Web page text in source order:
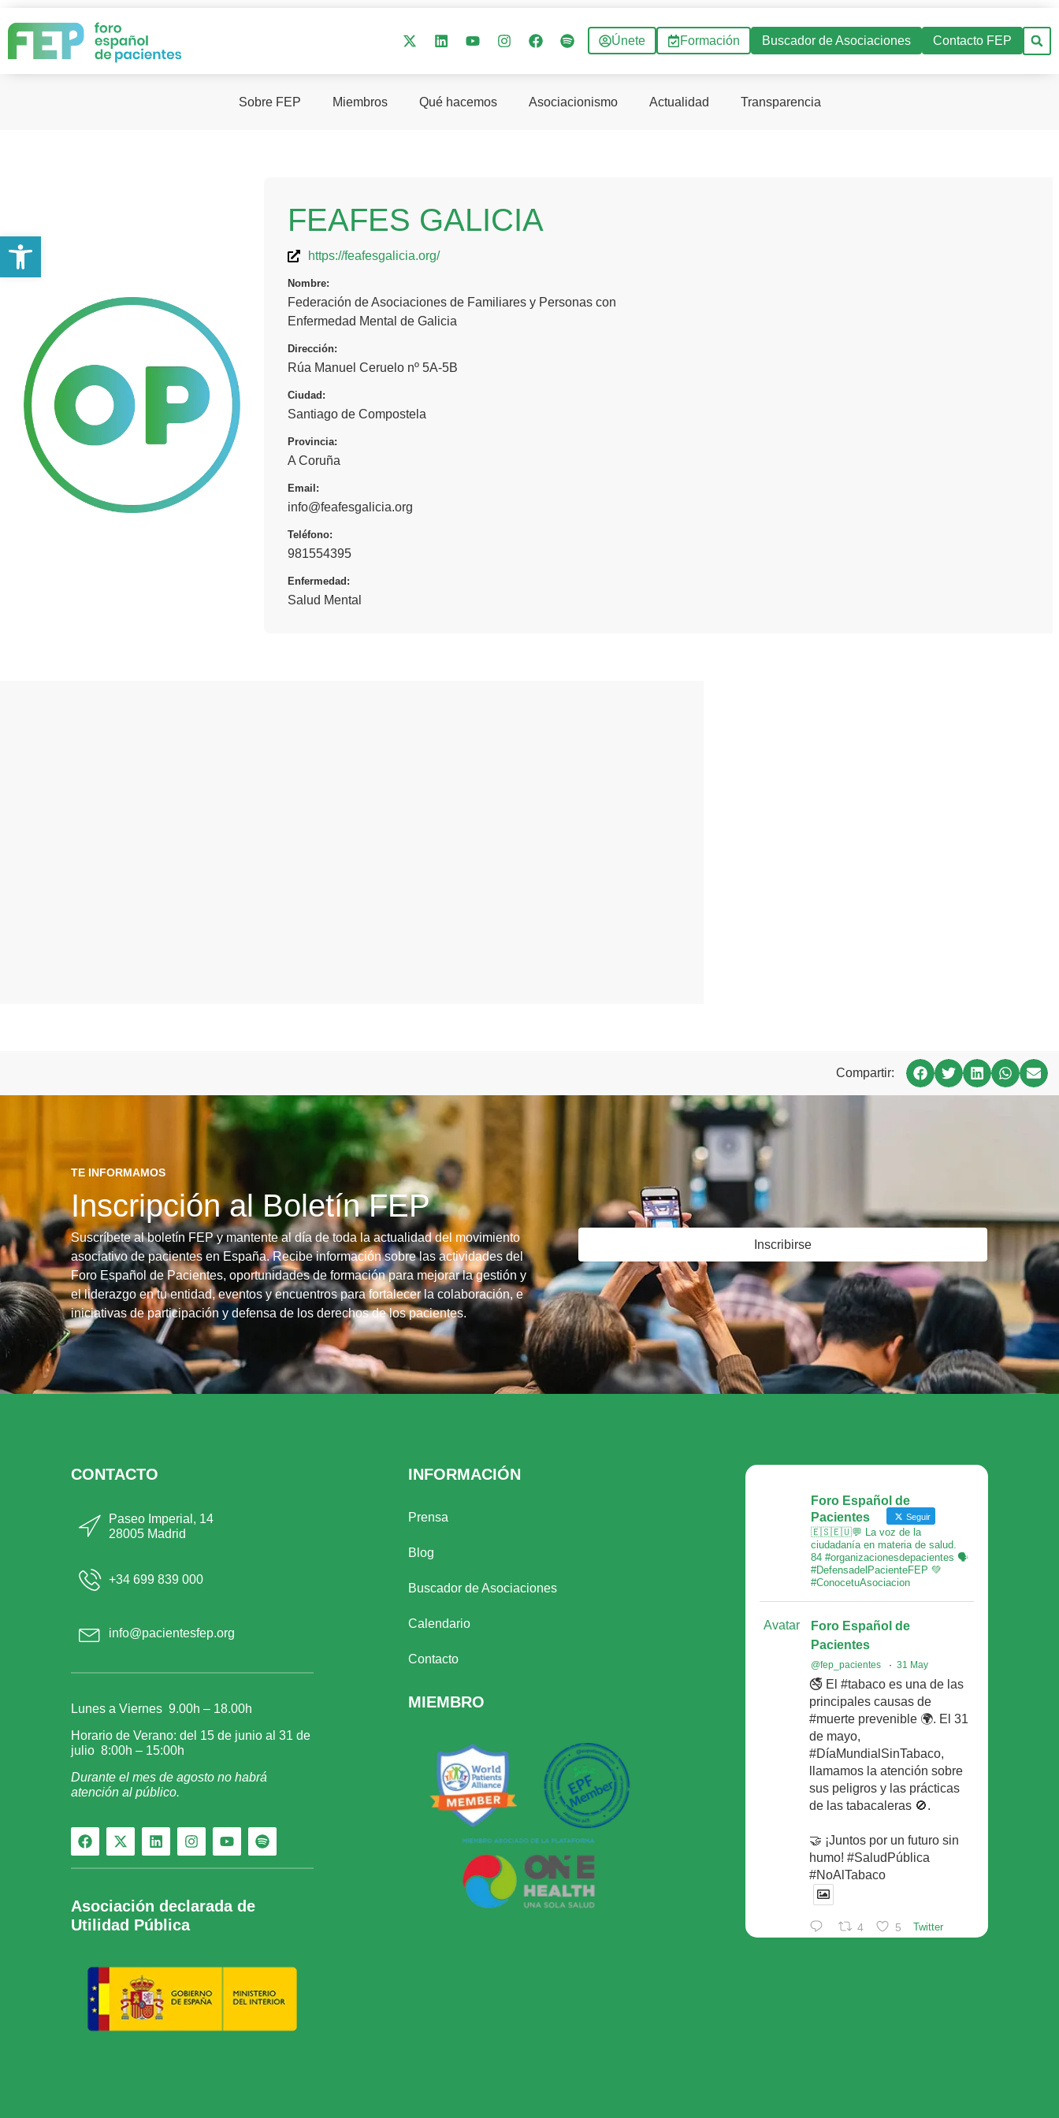
Únete Formación Buscador de Asociaciones Contacto FEP
Sobre FEP Miembros Qué hacemos Asociacionismo Actualidad Transparencia
FEAFES GALICIA
https://feafesgalicia.org/
Nombre:
Federación de Asociaciones de Familiares y Personas con
Enfermedad Mental de Galicia
Dirección:
Rúa Manuel Ceruelo nº 5A-5B
Ciudad:
Santiago de Compostela
Provincia:
A Coruña
Email:
info@feafesgalicia.org
Teléfono:
981554395
Enfermedad:
Salud Mental
Compartir:
TE INFORMAMOS
Inscripción al Boletín FEP
Suscríbete al boletín FEP y mantente al día de toda la actualidad del movimiento
asociativo de pacientes en España. Recibe información sobre las actividades del
Foro Español de Pacientes, oportunidades de formación para mejorar la gestión y
el liderazgo en tu entidad, eventos y encuentros para fortalecer la colaboración, e
iniciativas de participación y defensa de los derechos de los pacientes.
Inscribirse
CONTACTO
Paseo Imperial, 14
28005 Madrid
+34 699 839 000
info@pacientesfep.org
Lunes a Viernes 9.00h – 18.00h
Horario de Verano: del 15 de junio al 31 de
julio 8:00h – 15:00h
Durante el mes de agosto no habrá
atención al público.
Asociación declarada de
Utilidad Pública
INFORMACIÓN
Prensa
Blog
Buscador de Asociaciones
Calendario
Contacto
MIEMBRO
Foro Español de
Pacientes
Seguir
🇪🇸🇪🇺💬 La voz de la
ciudadanía en materia de salud.
84 #organizacionesdepacientes 🗣
#DefensadelPacienteFEP 💚
#ConocetuAsociacion
Avatar
Foro Español de
Pacientes
@fep_pacientes · 31 May
🚭 El #tabaco es una de las
principales causas de
#muerte prevenible 🌍. El 31
de mayo,
#DíaMundialSinTabaco,
llamamos la atención sobre
sus peligros y las prácticas
de las tabacaleras 🚫.
🤝 ¡Juntos por un futuro sin
humo! #SaludPública
#NoAlTabaco
4 5 Twitter
Abrir barra de herramientas